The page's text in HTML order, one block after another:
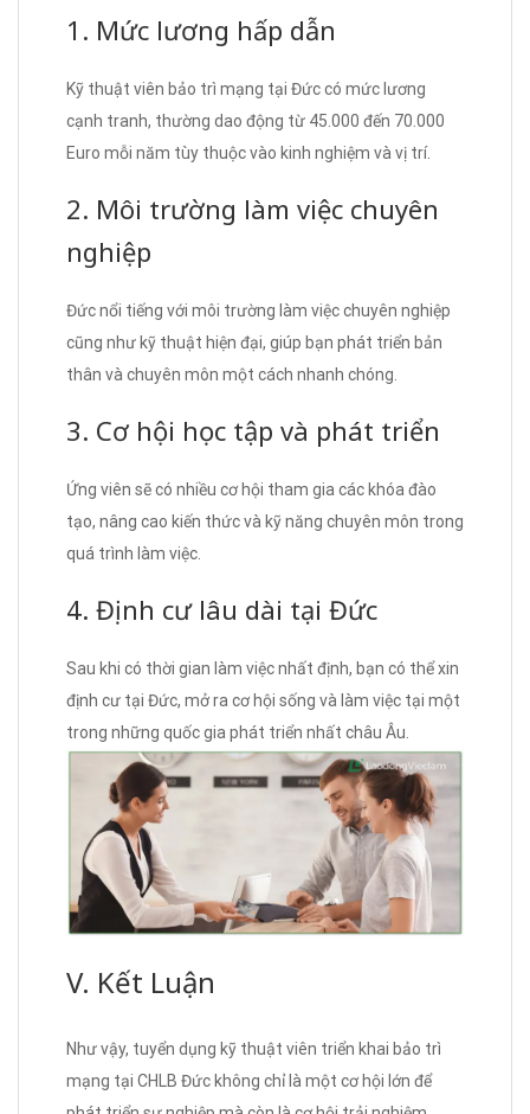
1. Mức lương hấp dẫn
Kỹ thuật viên bảo trì mạng tại Đức có mức lương
cạnh tranh, thường dao động từ 45.000 đến 70.000
Euro mỗi năm tùy thuộc vào kinh nghiệm và vị trí.
2. Môi trường làm việc chuyên
nghiệp
Đức nổi tiếng với môi trường làm việc chuyên nghiệp
cũng như kỹ thuật hiện đại, giúp bạn phát triển bản
thân và chuyên môn một cách nhanh chóng.
3. Cơ hội học tập và phát triển
Ứng viên sẽ có nhiều cơ hội tham gia các khóa đào
tạo, nâng cao kiến thức và kỹ năng chuyên môn trong
quá trình làm việc.
4. Định cư lâu dài tại Đức
Sau khi có thời gian làm việc nhất định, bạn có thể xin
định cư tại Đức, mở ra cơ hội sống và làm việc tại một
trong những quốc gia phát triển nhất châu Âu.
V. Kết Luận
Như vậy, tuyển dụng kỹ thuật viên triển khai bảo trì
mạng tại CHLB Đức không chỉ là một cơ hội lớn để